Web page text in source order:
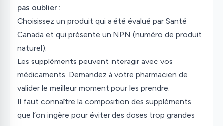
pas oublier :
Choisissez un produit qui a été évalué par Santé
Canada et qui présente un NPN (numéro de produit
naturel).
Les suppléments peuvent interagir avec vos
médicaments. Demandez à votre pharmacien de
valider le meilleur moment pour les prendre.
Il faut connaître la composition des suppléments
que l’on ingère pour éviter des doses trop grandes